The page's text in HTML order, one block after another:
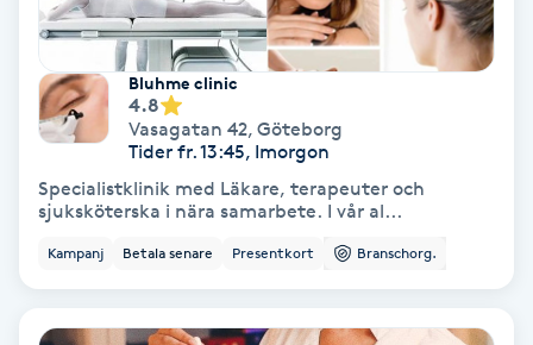
Vaxning
Vaxning brasiliansk
Veterinär
Vibrationsmassage
Bluhme clinic
4.8
Vasagatan 42, Göteborg
Tider fr. 13:45, Imorgon
Specialistklinik med Läkare, terapeuter och
sjuksköterska i nära samarbete. I vår al...
Kampanj Betala senare Presentkort Branschorg.